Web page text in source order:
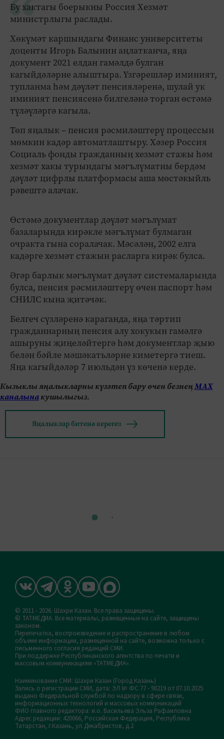
Бу хактагы боерыкны Россия Хезмәт
министрлыгы раслады.
Хөкүмәт каршындагы Финанс университеты
доценты Игорь Балынин аңлатканча, яңа
документ 2021 елдан гамәлдә булган
кагыйдәләрне алыштыра. Үзгәрешләр иминият,
тупланма һәм дәүләт пенсияләренә, шулай ук
иминият пенсиясенә билгеләнә торган өстәмә
түләүләргә кагыла.
Төп яңалык – пенсия рәсмиләштерү процессын
мөмкин кадәр автоматлаштыру. Хәзер Россия
Социаль фонды гражданның хезмәт стажы һәм
хезмәт хакы турындагы мәгълүматны бердәм
дәүләт цифрлы платформасы аша мөстәкыйль
рәвештә алачак.
Өстәмә документлар дәүләт мәгълүмат
базаларында кирәкле мәгълүмат булмаган
очракта гына соралачак. Мәсәлән, 2002 елга
кадәрге хезмәт стажын расларга кирәк булса.
Әгәр барлык мәгълүмат дәүләт системаларында
булса, пенсия рәсмиләштерү өчен паспорт һәм
СНИЛС кына җитәчәк.
Белгеч сүзләренә караганда, яңа тәртип
гражданнарның пенсия алу хокукын гамәлгә
ашыруны җиңеләйтергә һәм документлар җыю
белән бәйле мәшәкатьләрне киметергә тиеш.
Яңа кагыйдәләр 7 июльдән үз көченә керде.
Кызыклы яңалыкларны күзәтеп бару өчен безнеңМАХ
каналынакушылыгыз.
Яңалыклар битенә керегез
© 2011 - 2026. Шахри Казан. Все права защищены.
© ТАТМЕДИА. Все материалы, размещенные на сайте, защищены
законом.
Перепечатка, воспроизведение и распространение в любом
объеме информации, размещенной на сайте, возможна только с
письменного согласия редакций СМИ.
При поддержке Республиканского агентства по печати и
массовым коммуникациям «ТАТМЕДИА».
Наименование СМИ: Шахри Казан (Город Казань)
Запись о регистрации СМИ, дата: ЭЛ № ФС 77 - 90219 от 07.10.2025
выдано Федеральной службой по надзору в сфере связи,
информационных технологий и массовых коммуникаций
ФИО главного редактора: и.о. Васильева Эльза Рафаиловна
Адрес редакции: 420066, Российская Федерация, Республика
Татарстан, г.Казань, ул.Декабристов, д.2